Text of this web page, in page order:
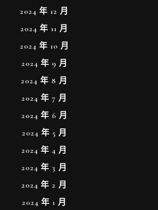
2024 年 12 月
2024 年 11 月
2024 年 10 月
2024 年 9 月
2024 年 8 月
2024 年 7 月
2024 年 6 月
2024 年 5 月
2024 年 4 月
2024 年 3 月
2024 年 2 月
2024 年 1 月